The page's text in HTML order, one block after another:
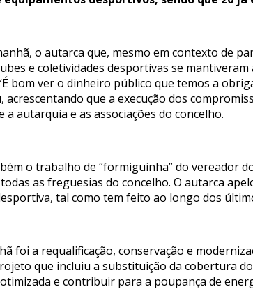
o autarca que, mesmo em contexto de
e coletividades desportivas se
bom ver o dinheiro público que temos a
que a execução dos
a autarquia e as associações do concelho.
o trabalho de “formiguinha” do vereador
as freguesias do concelho. O autarca
tal como tem feito ao longo dos
foi a requalificação, conservação e
que incluiu a substituição da cobertura
e contribuir para a poupança de